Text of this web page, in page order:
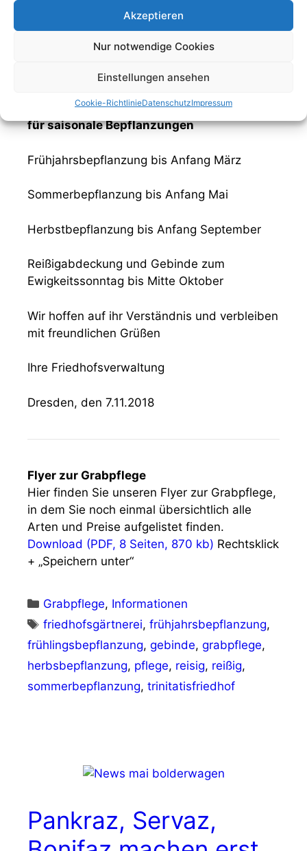
Akzeptieren
Nur notwendige Cookies
Einstellungen ansehen
Cookie-RichtlinieDatenschutzImpressum
Gebinde, Kränze und Grabsträuße können für
den Totensonntag bei uns bestellt werden,
welche wir dann direkt an Ihre Grabstelle
Bitte beachten Sie folgende Bestelltermine
für saisonale Bepflanzungen
Frühjahrsbepflanzung bis Anfang März
Sommerbepflanzung bis Anfang Mai
Herbstbepflanzung bis Anfang September
Reißigabdeckung und Gebinde zum
Ewigkeitssonntag bis Mitte Oktober
Wir hoffen auf ihr Verständnis und verbleiben
mit freundlichen Grüßen
Ihre Friedhofsverwaltung
Dresden, den 7.11.2018
Flyer zur Grabpflege
Hier finden Sie unseren Flyer zur Grabpflege,
in dem Sie noch einmal übersichtlich alle
Arten und Preise aufgelistet finden.
Download (PDF, 8 Seiten, 870 kb) Rechtsklick
+ „Speichern unter“
Kategorien
Grabpflege, Informationen
Schlagwörter
friedhofsgärtnerei,frühjahrsbepflanzung,
frühlingsbepflanzung, gebinde, grabpflege,
herbsbepflanzung, pflege, reisig, reißig,
sommerbepflanzung, trinitatisfriedhof
Pankraz, Servaz,